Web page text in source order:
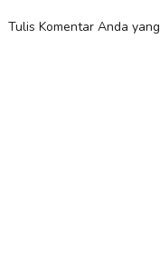
Tulis Komentar Anda